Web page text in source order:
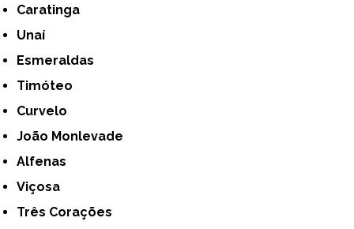
Caratinga
Unaí
Esmeraldas
Timóteo
Curvelo
João Monlevade
Alfenas
Viçosa
Três Corações